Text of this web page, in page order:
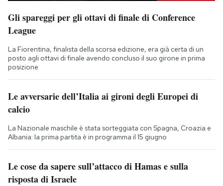
Gli spareggi per gli ottavi di finale di Conference
League
La Fiorentina, finalista della scorsa edizione, era già certa di un
posto agli ottavi di finale avendo concluso il suo girone in prima
posizione
Le avversarie dell’Italia ai gironi degli Europei di
calcio
La Nazionale maschile è stata sorteggiata con Spagna, Croazia e
Albania: la prima partita è in programma il 15 giugno
Le cose da sapere sull’attacco di Hamas e sulla
risposta di Israele